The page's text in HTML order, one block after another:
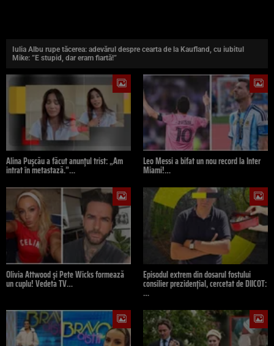
Iulia Albu rupe tăcerea: adevărul despre cearta de la Kaufland, cu iubitul
Mike: ”E stupid, dar eram fiartă!”
Alina Pușcău a făcut anunțul trist: „Am
intrat în metastază.”…
Leo Messi a bifat un nou record la Inter
Miami!…
Olivia Attwood și Pete Wicks formează
un cuplu! Vedeta TV…
Episodul extrem din dosarul fostului
consilier prezidențial, cercetat de DIICOT:
…